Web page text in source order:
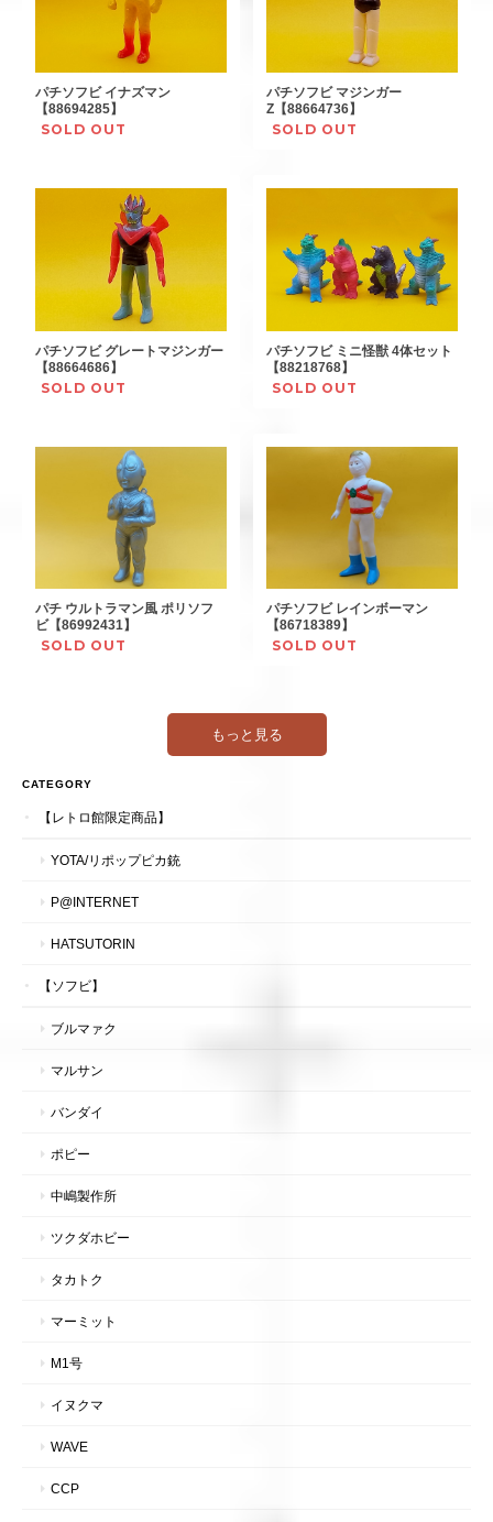
パチソフビ イナズマン
【88694285】
SOLD OUT
パチソフビ マジンガー
Z【88664736】
SOLD OUT
パチソフビ グレートマジンガー
【88664686】
SOLD OUT
パチソフビ ミニ怪獣 4体セット
【88218768】
SOLD OUT
パチ ウルトラマン風 ポリソフ
ビ【86992431】
SOLD OUT
パチソフビ レインボーマン
【86718389】
SOLD OUT
もっと見る
CATEGORY
【レトロ館限定商品】
YOTA/リポップピカ銃
P@INTERNET
HATSUTORIN
【ソフビ】
ブルマァク
マルサン
バンダイ
ポピー
中嶋製作所
ツクダホビー
タカトク
マーミット
M1号
イヌクマ
WAVE
CCP